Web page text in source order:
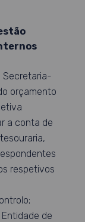
Secretaria-
orçamento
a conta de
respetivos
de